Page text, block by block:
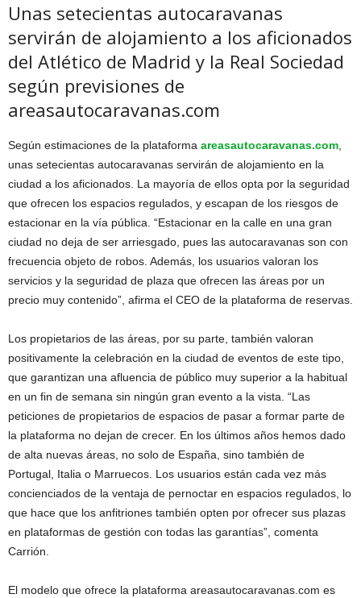
Unas setecientas autocaravanas
servirán de alojamiento a los aficionados
del Atlético de Madrid y la Real Sociedad
según previsiones de
areasautocaravanas.com
Según estimaciones de la plataforma areasautocaravanas.com,
unas setecientas autocaravanas servirán de alojamiento en la
ciudad a los aficionados. La mayoría de ellos opta por la seguridad
que ofrecen los espacios regulados, y escapan de los riesgos de
estacionar en la vía pública. “Estacionar en la calle en una gran
ciudad no deja de ser arriesgado, pues las autocaravanas son con
frecuencia objeto de robos. Además, los usuarios valoran los
servicios y la seguridad de plaza que ofrecen las áreas por un
precio muy contenido”, afirma el CEO de la plataforma de reservas.
Los propietarios de las áreas, por su parte, también valoran
positivamente la celebración en la ciudad de eventos de este tipo,
que garantizan una afluencia de público muy superior a la habitual
en un fin de semana sin ningún gran evento a la vista. “Las
peticiones de propietarios de espacios de pasar a formar parte de
la plataforma no dejan de crecer. En los últimos años hemos dado
de alta nuevas áreas, no solo de España, sino también de
Portugal, Italia o Marruecos. Los usuarios están cada vez más
concienciados de la ventaja de pernoctar en espacios regulados, lo
que hace que los anfitriones también opten por ofrecer sus plazas
en plataformas de gestión con todas las garantías”, comenta
Carrión.
El modelo que ofrece la plataforma areasautocaravanas.com es